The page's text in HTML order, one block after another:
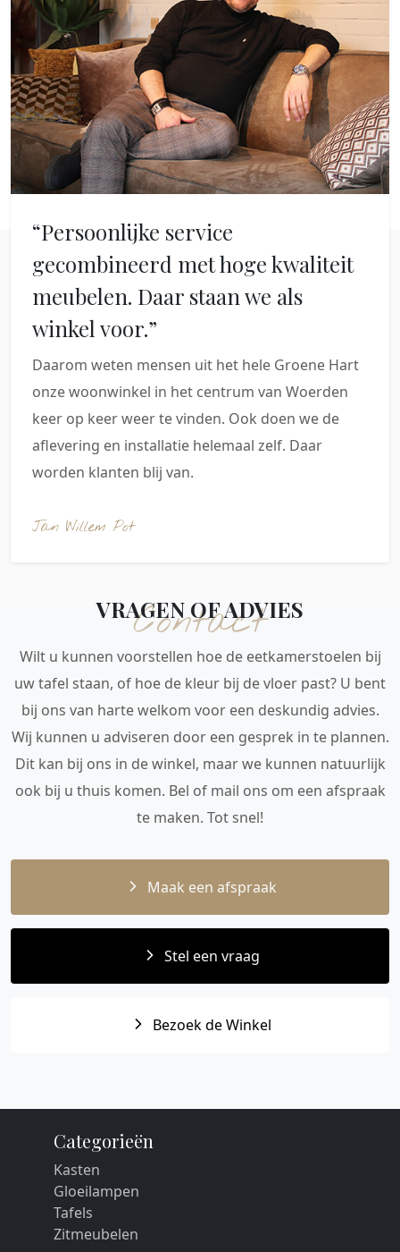
“Persoonlijke service
gecombineerd met hoge kwaliteit
meubelen. Daar staan we als
winkel voor.”
Daarom weten mensen uit het hele Groene Hart
onze woonwinkel in het centrum van Woerden
keer op keer weer te vinden. Ook doen we de
aflevering en installatie helemaal zelf. Daar
worden klanten blij van.
Jan Willem Pot
Contact
VRAGEN OF ADVIES
Wilt u kunnen voorstellen hoe de eetkamerstoelen bij
uw tafel staan, of hoe de kleur bij de vloer past? U bent
bij ons van harte welkom voor een deskundig advies.
Wij kunnen u adviseren door een gesprek in te plannen.
Dit kan bij ons in de winkel, maar we kunnen natuurlijk
ook bij u thuis komen. Bel of mail ons om een afspraak
te maken. Tot snel!
Maak een afspraak
Stel een vraag
Bezoek de Winkel
Categorieën
Kasten
Gloeilampen
Tafels
Zitmeubelen